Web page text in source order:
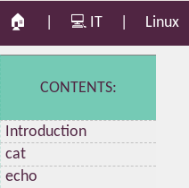
🏠 💻 IT Linux
CONTENTS:
Introduction
cat
echo